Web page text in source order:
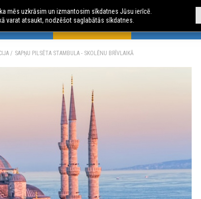
CEĻOJUMI ČARTERLIDOJUMI AUTOBUSU NOMA
SAPŅU PILSĒTA STAMBULA - SKOLĒNU BRĪVLAIKĀ
mēs uzkrāsim un izmantosim sīkdatnes Jūsu ierīcē.
varat atsaukt, nodzēšot saglabātās sīkdatnes.